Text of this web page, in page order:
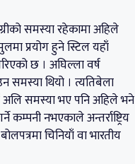
समस्या रहेकामा अहिले
प्रयोग हुने स्टिल यहाँ
छ । अघिल्ला वर्ष
समस्या थियो । त्यतिबेला
अलि समस्या भए पनि अहिले भने
कम्पनी नभएकाले अन्तर्राष्ट्रिय
चिनियाँ वा भारतीय